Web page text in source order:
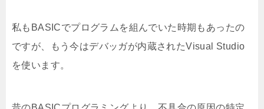
私もBASICでプログラムを組んでいた時期もあったの
ですが、もう今はデバッガが内蔵されたVisual Studio
を使います。